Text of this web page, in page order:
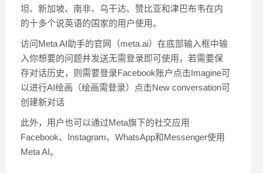
坦、新加坡、南非、乌干达、赞比亚和津巴布韦在内
的十多个说英语的国家的用户使用。
访问Meta AI助手的官网（meta.ai）在底部输入框中输
入你想要的问题并发送无需登录即可使用，若需要保
存对话历史，则需要登录Facebook账户点击Imagine可
以进行AI绘画（绘画需登录）点击New conversation可
创建新对话
此外，用户也可以通过Meta旗下的社交应用
Facebook、Instagram、WhatsApp和Messenger使用
Meta AI。